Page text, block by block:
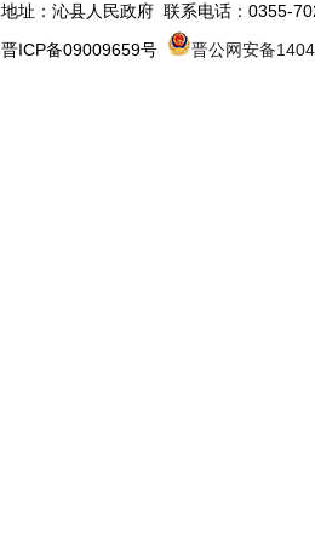
地址：沁县人民政府 联系电话：0355-
晋ICP备09009659号
晋公网安备